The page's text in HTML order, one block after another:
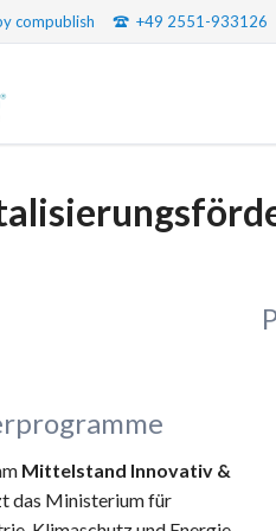
compublish +49 2551-933126
Mittelstand Innovativ &
das Ministerium für